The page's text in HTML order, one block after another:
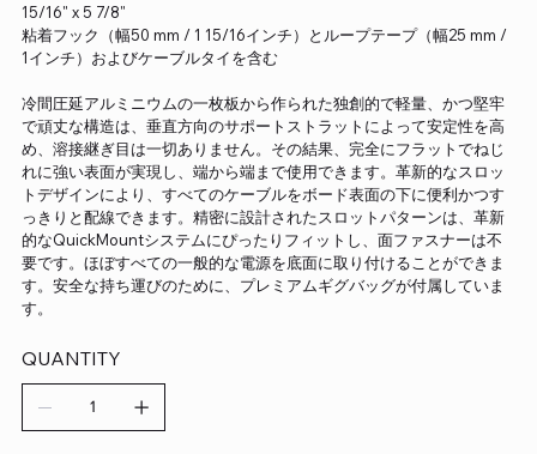
15/16" x 5 7/8"
粘着フック（幅50 mm / 1 15/16インチ）とループテープ（幅25 mm /
1インチ）およびケーブルタイを含む
冷間圧延アルミニウムの一枚板から作られた独創的で軽量、かつ堅牢
で頑丈な構造は、垂直方向のサポートストラットによって安定性を高
め、溶接継ぎ目は一切ありません。その結果、完全にフラットでねじ
れに強い表面が実現し、端から端まで使用できます。革新的なスロッ
トデザインにより、すべてのケーブルをボード表面の下に便利かつす
っきりと配線できます。精密に設計されたスロットパターンは、革新
的なQuickMountシステムにぴったりフィットし、面ファスナーは不
要です。ほぼすべての一般的な電源を底面に取り付けることができま
す。安全な持ち運びのために、プレミアムギグバッグが付属していま
す。
QUANTITY